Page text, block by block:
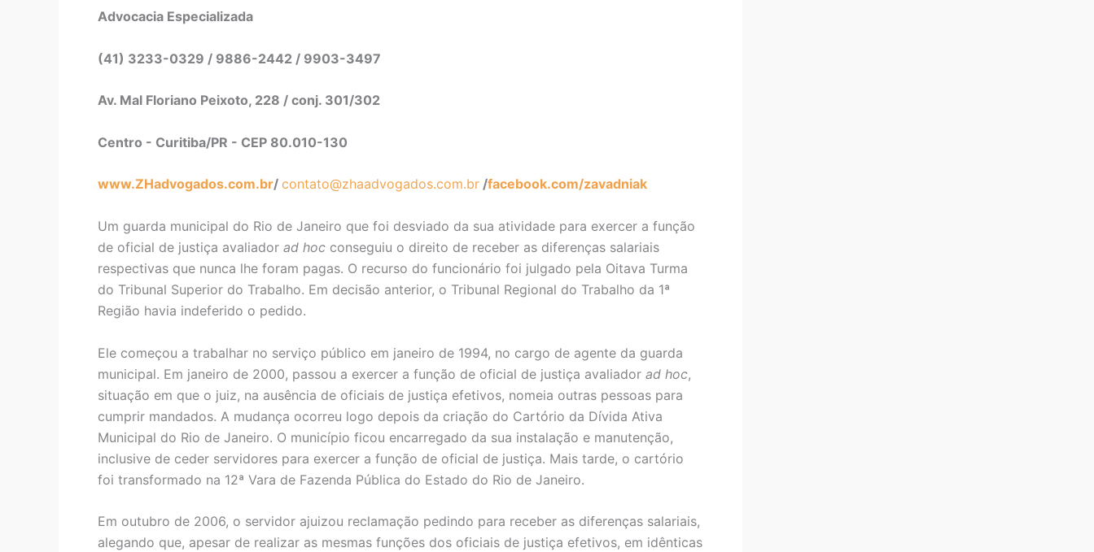
Advocacia Especializada
(41) 3233-0329 / 9886-2442 / 9903-3497
Av. Mal Floriano Peixoto, 228 / conj. 301/302
Centro - Curitiba/PR - CEP 80.010-130
www.ZHadvogados.com.br/ contato@zhaadvogados.com.br /facebook.com/zavadniak
Um guarda municipal do Rio de Janeiro que foi desviado da sua atividade para exercer a função
de oficial de justiça avaliador ad hoc conseguiu o direito de receber as diferenças salariais
respectivas que nunca lhe foram pagas. O recurso do funcionário foi julgado pela Oitava Turma
do Tribunal Superior do Trabalho. Em decisão anterior, o Tribunal Regional do Trabalho da 1ª
Região havia indeferido o pedido.
Ele começou a trabalhar no serviço público em janeiro de 1994, no cargo de agente da guarda
municipal. Em janeiro de 2000, passou a exercer a função de oficial de justiça avaliador ad hoc,
situação em que o juiz, na ausência de oficiais de justiça efetivos, nomeia outras pessoas para
cumprir mandados. A mudança ocorreu logo depois da criação do Cartório da Dívida Ativa
Municipal do Rio de Janeiro. O município ficou encarregado da sua instalação e manutenção,
inclusive de ceder servidores para exercer a função de oficial de justiça. Mais tarde, o cartório
foi transformado na 12ª Vara de Fazenda Pública do Estado do Rio de Janeiro.
Em outubro de 2006, o servidor ajuizou reclamação pedindo para receber as diferenças salariais,
alegando que, apesar de realizar as mesmas funções dos oficiais de justiça efetivos, em idênticas